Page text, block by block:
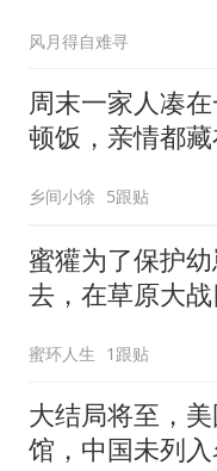
风月得自难寻
周末一家人凑
顿饭，亲情都藏
乡间小徐 5跟贴
蜜獾为了保护
去，在草原大战
蜜环人生 1跟贴
大结局将至，
馆，中国未列